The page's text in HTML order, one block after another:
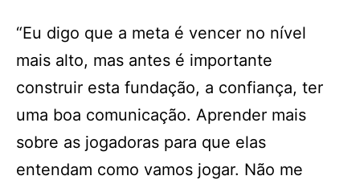
“Eu digo que a meta é vencer no nível
mais alto, mas antes é importante
construir esta fundação, a confiança, ter
uma boa comunicação. Aprender mais
sobre as jogadoras para que elas
entendam como vamos jogar. Não me